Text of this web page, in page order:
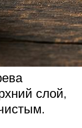
слой,